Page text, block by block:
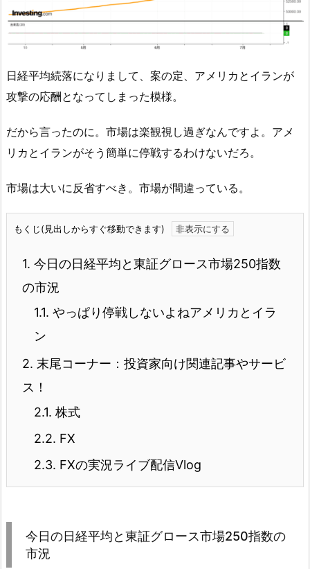
日経平均続落になりまして、案の定、アメリカとイランが
攻撃の応酬となってしまった模様。
だから言ったのに。市場は楽観視し過ぎなんですよ。アメ
リカとイランがそう簡単に停戦するわけないだろ。
市場は大いに反省すべき。市場が間違っている。
もくじ(見出しからすぐ移動できます)
1. 今日の日経平均と東証グロース市場250指数
の市況
1.1. やっぱり停戦しないよねアメリカとイラ
ン
2. 末尾コーナー：投資家向け関連記事やサービ
ス！
2.1. 株式
2.2. FX
2.3. FXの実況ライブ配信Vlog
今日の日経平均と東証グロース市場250指数の
市況